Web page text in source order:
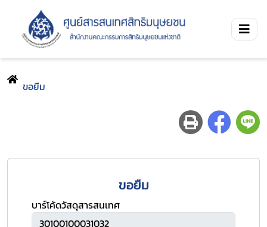
ขอยืม
ขอยืม
บาร์โค้ดวัสดุสารสนเทศ